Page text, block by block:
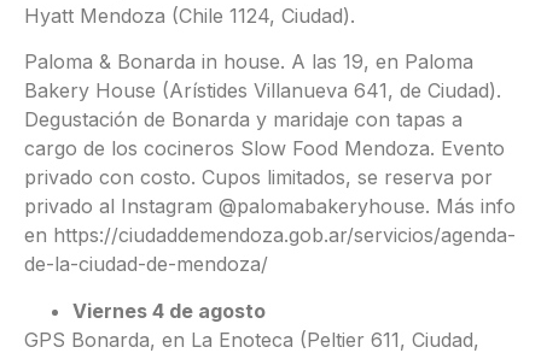
Hyatt Mendoza (Chile 1124, Ciudad).
Paloma & Bonarda in house. A las 19, en Paloma
Bakery House (Arístides Villanueva 641, de Ciudad).
Degustación de Bonarda y maridaje con tapas a
cargo de los cocineros Slow Food Mendoza. Evento
privado con costo. Cupos limitados, se reserva por
privado al Instagram @palomabakeryhouse. Más info
en https://ciudaddemendoza.gob.ar/servicios/agenda-
de-la-ciudad-de-mendoza/
Viernes 4 de agosto
GPS Bonarda, en La Enoteca (Peltier 611, Ciudad,